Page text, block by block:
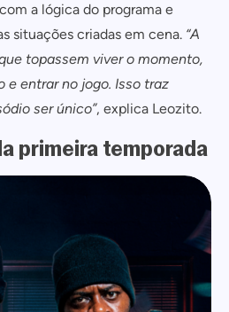
a lógica do programa e
situações criadas em cena. “A
topassem viver o momento,
e entrar no jogo. Isso traz
ser único”, explica Leozito.
primeira temporada